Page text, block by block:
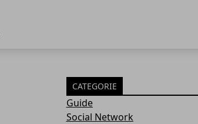
CATEGORIE
Guide
Social Network